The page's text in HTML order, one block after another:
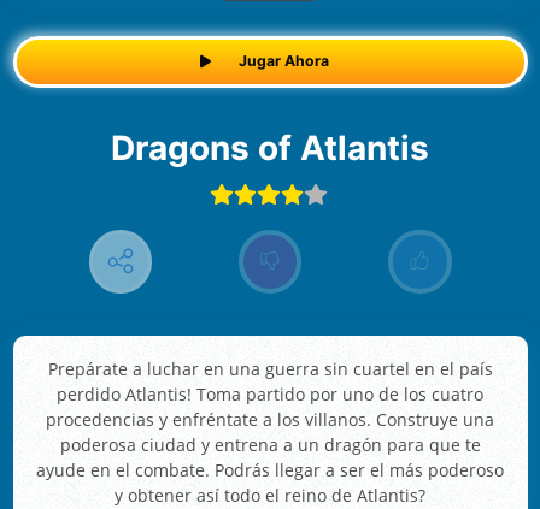
Jugar Ahora
Dragons of Atlantis
Prepárate a luchar en una guerra sin cuartel en el país
perdido Atlantis! Toma partido por uno de los cuatro
procedencias y enfréntate a los villanos. Construye una
poderosa ciudad y entrena a un dragón para que te
ayude en el combate. Podrás llegar a ser el más poderoso
y obtener así todo el reino de Atlantis?